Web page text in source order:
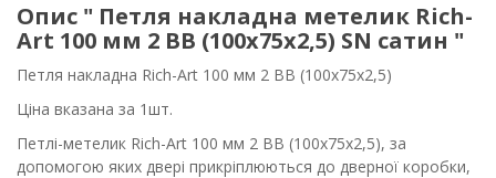
Опис " Петля накладна метелик Rich-
Art 100 мм 2 ВВ (100х75х2,5) SN сатин "
Петля накладна Rich-Art 100 мм 2 ВВ (100х75х2,5)
Ціна вказана за 1шт.
Петлі-метелик Rich-Art 100 мм 2 ВВ (100х75х2,5), за
допомогою яких двері прикріплюються до дверної коробки,